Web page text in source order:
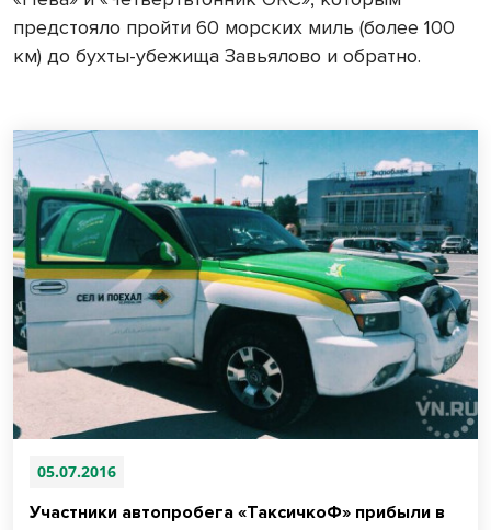
предстояло пройти 60 морских миль (более 100
км) до бухты-убежища Завьялово и обратно.
05.07.2016
Участники автопробега «ТаксичкоФ» прибыли в